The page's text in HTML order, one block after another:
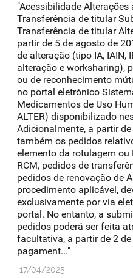
"Acessibilidade
Transferência de titular
Transferência de titular
partir de 5 de agosto de
de alteração (tipo IA, IAIN,
alteração e worksharing),
ou de reconhecimento
no portal eletrónico
Medicamentos de Uso
ALTER) disponibilizado
Adicionalmente, a partir
também os pedidos
elemento da rotulagem
RCM, pedidos de
pedidos de renovação de
procedimento aplicável,
exclusivamente por via
portal. No entanto, a
pedidos poderá ser feita
facultativa, a partir de 2
pagament..."
17/04/2025